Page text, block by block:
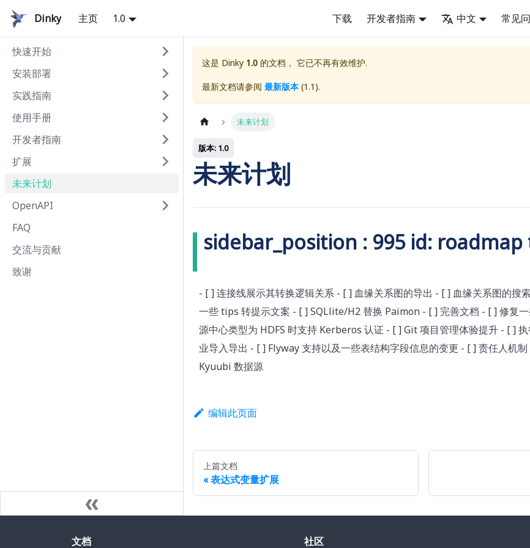
Dinky 主页 1.0 下载 开发者指南 中文 常见
快速开始
安装部署
实践指南
使用手册
开发者指南
扩展
未来计划
OpenAPI
FAQ
交流与贡献
致谢
这是 Dinky 1.0 的文档， 它已不再有效维护.
最新文档请参阅 最新版本(1.1 ).
未来计划
版本: 1.0
未来计划
sidebar_position : 995 id: roadmap
- [ ] 连接线展示其转换逻辑关系 - [ ] 血缘关系图的导出 - [ ] 血缘关系图的搜
一些 tips 转提示文案 - [ ] SQLlite/H2 替换 Paimon - [ ] 完善文档 - [ ] 修复
源中心类型为 HDFS 时支持 Kerberos 认证 - [ ] Git 项目管理体验提升 - [ ]
业导入导出 - [ ] Flyway 支持以及一些表结构字段信息的变更 - [ ] 责任人机
Kyuubi 数据源
编辑此页面
上篇文档
表达式变量扩展
文档 社区